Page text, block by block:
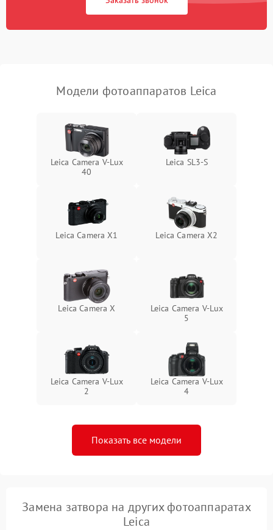
Модели фотоаппаратов Leica
Leica Camera V-Lux
40
Leica SL3‑S
Leica Camera X1 Leica Camera X2
Leica Camera X
Leica Camera V-Lux
5
Leica Camera V-Lux
2
Leica Camera V-Lux
4
Показать все модели
Замена затвора на других фотоаппаратах
Leica